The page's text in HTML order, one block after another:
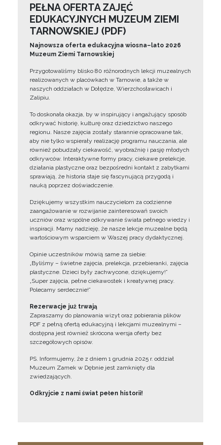
PEŁNA OFERTA ZAJĘĆ
EDUKACYJNYCH MUZEUM ZIEMI
TARNOWSKIEJ (PDF)
Najnowsza oferta edukacyjna wiosna–lato 2026
Muzeum Ziemi Tarnowskiej
Przygotowaliśmy blisko 80 różnorodnych lekcji muzealnych
realizowanych w placówkach w Tarnowie, a także w
naszych oddziałach w Dołędze, Wierzchosławicach i
Zalipiu.
To doskonała okazja, by w inspirujący i angażujący sposób
odkrywać historię, kulturę oraz dziedzictwo naszego
regionu. Nasze zajęcia zostały starannie opracowane tak,
aby nie tylko wspierały realizację programu nauczania, ale
również pobudzały ciekawość, wyobraźnię i pasję młodych
odkrywców. Interaktywne formy pracy, ciekawe prelekcje,
działania plastyczne oraz bezpośredni kontakt z zabytkami
sprawiają, że historia staje się fascynującą przygodą i
nauką poprzez doświadczenie.
Dziękujemy wszystkim nauczycielom za codzienne
zaangażowanie w rozwijanie zainteresowań swoich
uczniów oraz wspólne odkrywanie świata pełnego wiedzy i
inspiracji. Mamy nadzieję, że nasze lekcje muzealne będą
wartościowym wsparciem w Waszej pracy dydaktycznej.
Opinie uczestników mówią same za siebie:
„Byliśmy – świetne zajęcia, prelekcja, przebieranki, zajęcia
plastyczne. Dzieci były zachwycone, dziękujemy!”
„Super zajęcia, pełne ciekawostek i kreatywnej pracy.
Polecamy serdecznie!”
Rezerwacje już trwają
Zapraszamy do planowania wizyt oraz pobierania plików
PDF z pełną ofertą edukacyjną i lekcjami muzealnymi –
dostępna jest również skrócona wersja oferty bez
szczegółowych opisów.
PS. Informujemy, że z dniem 1 grudnia 2025 r. oddział
Muzeum Zamek w Dębnie jest zamknięty dla
zwiedzających.
Odkryjcie z nami świat pełen historii!